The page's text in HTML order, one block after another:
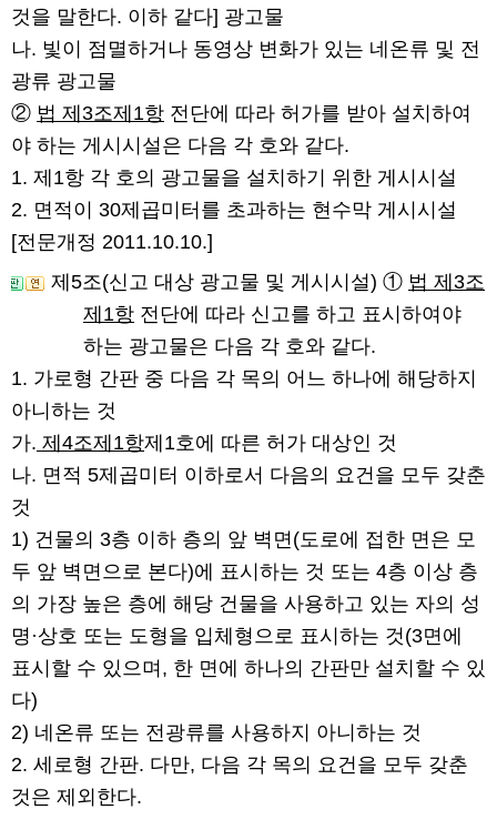
것을 말한다. 이하 같다] 광고물
나. 빛이 점멸하거나 동영상 변화가 있는 네온류 및 전
광류 광고물
② 법 제3조제1항 전단에 따라 허가를 받아 설치하여
야 하는 게시시설은 다음 각 호와 같다.
1. 제1항 각 호의 광고물을 설치하기 위한 게시시설
2. 면적이 30제곱미터를 초과하는 현수막 게시시설
[전문개정 2011.10.10.]
제5조(신고 대상 광고물 및 게시시설) ① 법 제3조
제1항 전단에 따라 신고를 하고 표시하여야
하는 광고물은 다음 각 호와 같다.
1. 가로형 간판 중 다음 각 목의 어느 하나에 해당하지
아니하는 것
가. 제4조제1항제1호에 따른 허가 대상인 것
나. 면적 5제곱미터 이하로서 다음의 요건을 모두 갖춘
것
1) 건물의 3층 이하 층의 앞 벽면(도로에 접한 면은 모
두 앞 벽면으로 본다)에 표시하는 것 또는 4층 이상 층
의 가장 높은 층에 해당 건물을 사용하고 있는 자의 성
명·상호 또는 도형을 입체형으로 표시하는 것(3면에
표시할 수 있으며, 한 면에 하나의 간판만 설치할 수 있
다)
2) 네온류 또는 전광류를 사용하지 아니하는 것
2. 세로형 간판. 다만, 다음 각 목의 요건을 모두 갖춘
것은 제외한다.